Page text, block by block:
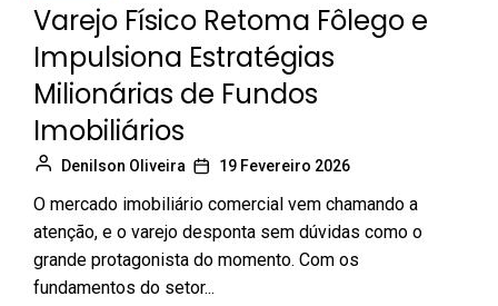
Varejo Físico Retoma Fôlego e
Impulsiona Estratégias
Milionárias de Fundos
Imobiliários
Denilson Oliveira 19 Fevereiro 2026
O mercado imobiliário comercial vem chamando a
atenção, e o varejo desponta sem dúvidas como o
grande protagonista do momento. Com os
fundamentos do setor...